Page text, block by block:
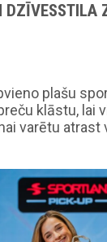
DZĪVESSTILA
plašu
klāstu, lai
varētu atrast